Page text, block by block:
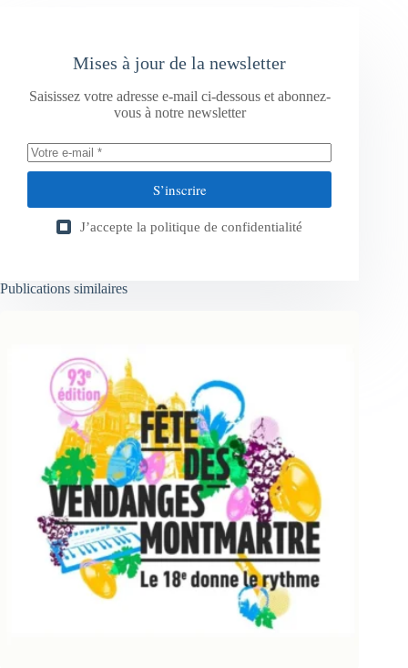
Mises à jour de la newsletter
Saisissez votre adresse e-mail ci-dessous et abonnez-
vous à notre newsletter
S’inscrire
J’accepte la politique de confidentialité
Publications similaires